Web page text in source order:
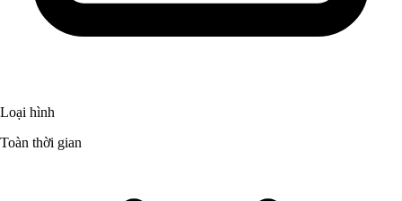
Loại hình
Toàn thời gian